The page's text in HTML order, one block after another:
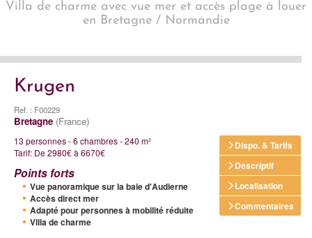
Villa de charme avec vue mer et accès plage à louer
en Bretagne / Normandie
Krugen
Ref. : F00229
Bretagne (France)
Dispo. & Tarifs
Descriptif
Localisation
Commentaires
13 personnes - 6 chambres - 240 m²
Tarif: De 2980€ à 6670€
Points forts
Vue panoramique sur la baie d'Audierne
Accès direct mer
Adapté pour personnes à mobilité réduite
Villa de charme